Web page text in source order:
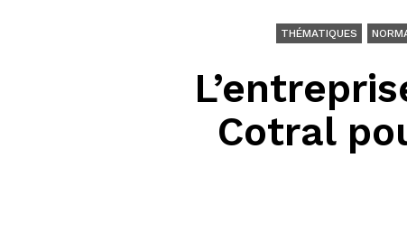
THÉMATIQUES
Cotral